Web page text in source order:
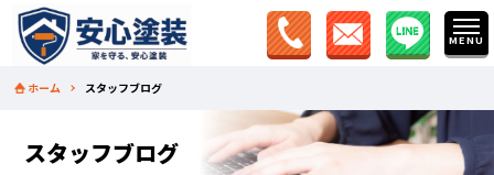
ホーム スタッフブログ
スタッフブログ